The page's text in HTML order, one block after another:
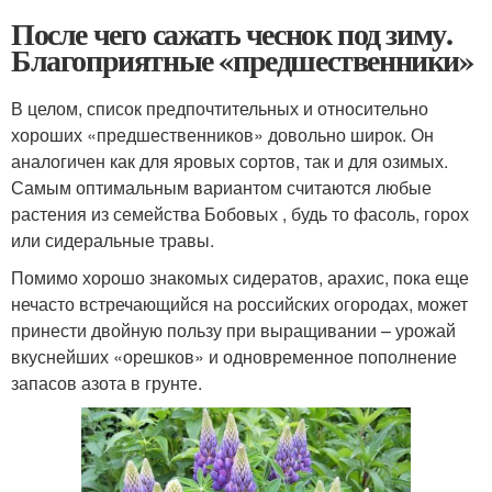
После чего сажать чеснок под зиму.
Благоприятные «предшественники»
В целом, список предпочтительных и относительно
хороших «предшественников» довольно широк. Он
аналогичен как для яровых сортов, так и для озимых.
Самым оптимальным вариантом считаются любые
растения из семейства Бобовых , будь то фасоль, горох
или сидеральные травы.
Помимо хорошо знакомых сидератов, арахис, пока еще
нечасто встречающийся на российских огородах, может
принести двойную пользу при выращивании – урожай
вкуснейших «орешков» и одновременное пополнение
запасов азота в грунте.